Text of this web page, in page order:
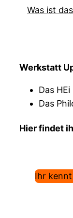
Was ist
Werkstatt
Das
Das
Hier findet
Ihr